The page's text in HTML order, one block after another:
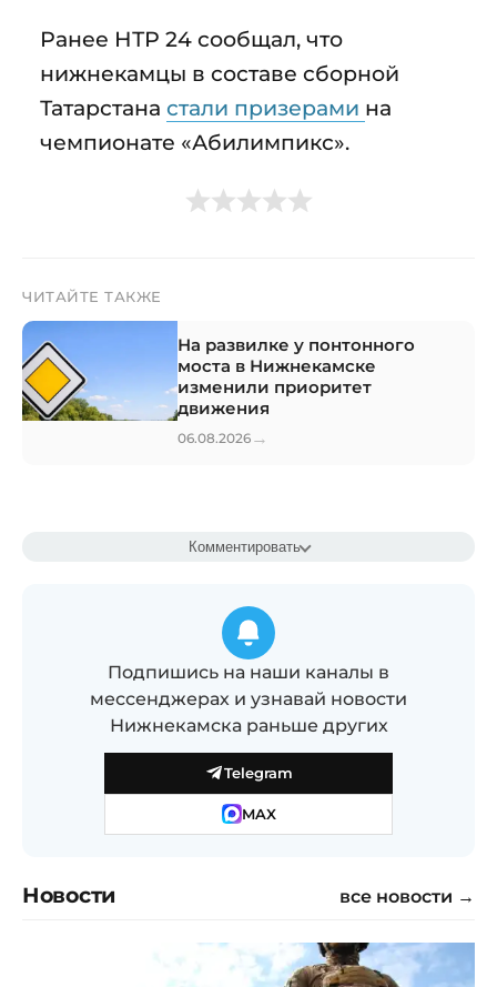
Ранее НТР 24 сообщал, что
нижнекамцы в составе сборной
Татарстана стали призерами на
чемпионате «Абилимпикс».
ЧИТАЙТЕ ТАКЖЕ
На развилке у понтонного
моста в Нижнекамске
изменили приоритет
движения
06.08.2026 →
Комментировать
Подпишись на наши каналы в
мессенджерах и узнавай новости
Нижнекамска раньше других
Telegram
MAX
Новости все новости →